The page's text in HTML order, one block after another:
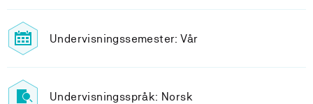
Undervisningssemester: Vår
Undervisningsspråk: Norsk